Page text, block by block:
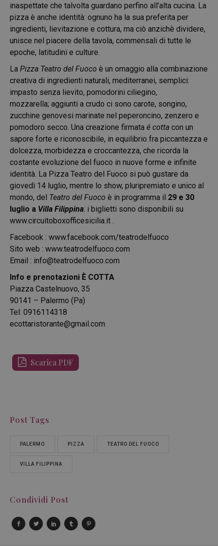
inaspettate che talvolta guardano perfino all’alta cucina. La
pizza è anche identità: ognuno ha la sua preferita per
ingredienti, lievitazione e cottura, ma ciò anzichè dividere,
unisce nel piacere della tavola, commensali di tutte le
epoche, latitudini e culture.
La Pizza Teatro del Fuoco è un omaggio alla combinazione
creativa di ingredienti naturali, mediterranei, semplici:
impasto senza lievito, pomodorini ciliegino,
mozzarella; aggiunti a crudo ci sono carote, songino,
zucchine genovesi marinate nel peperoncino, zenzero e
pomodoro secco. Una creazione firmata é cotta con un
sapore forte e riconoscibile, in equilibrio fra piccantezza e
dolcezza, morbidezza e croccantezza, che ricorda la
costante evoluzione del fuoco in nuove forme e infinite
identità. La Pizza Teatro del Fuoco si può gustare da
giovedì 14 luglio, mentre lo show, pluripremiato e unico al
mondo, del Teatro del Fuoco è in programma il 29 e 30
luglio a Villa Filippina: i biglietti sono disponibili su
www.circuitoboxofficesicilia.it
Facebook : www.facebook.com/teatrodelfuoco
Sito web : www.teatrodelfuoco.com
Email : info@teatrodelfuoco.com
Info e prenotazioni È COTTA
Piazza Castelnuovo, 35
90141 – Palermo (Pa)
Tel: 0916114318
ecottaristorante@gmail.com
Scarica PDF
Post Tags
PALERMO PIZZA TEATRO DEL FUOCO
VILLA FILIPPINA
Condividi Post